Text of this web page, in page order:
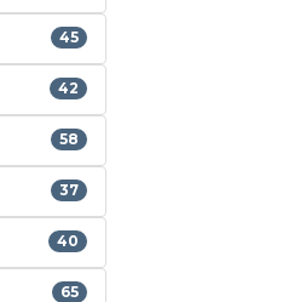
45
42
58
37
40
65